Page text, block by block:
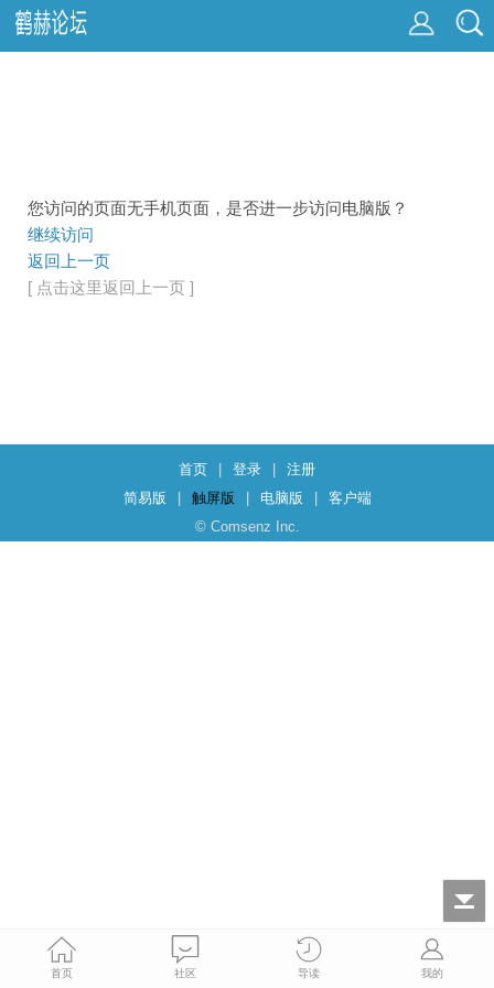
您访问的页面无手机页面，是否进一步访问电脑版？
继续访问
返回上一页
[ 点击这里返回上一页 ]
首页 登录
注册
简易版
触屏版 电脑版
客户端
© Comsenz Inc.
首页 社区 导读 我的